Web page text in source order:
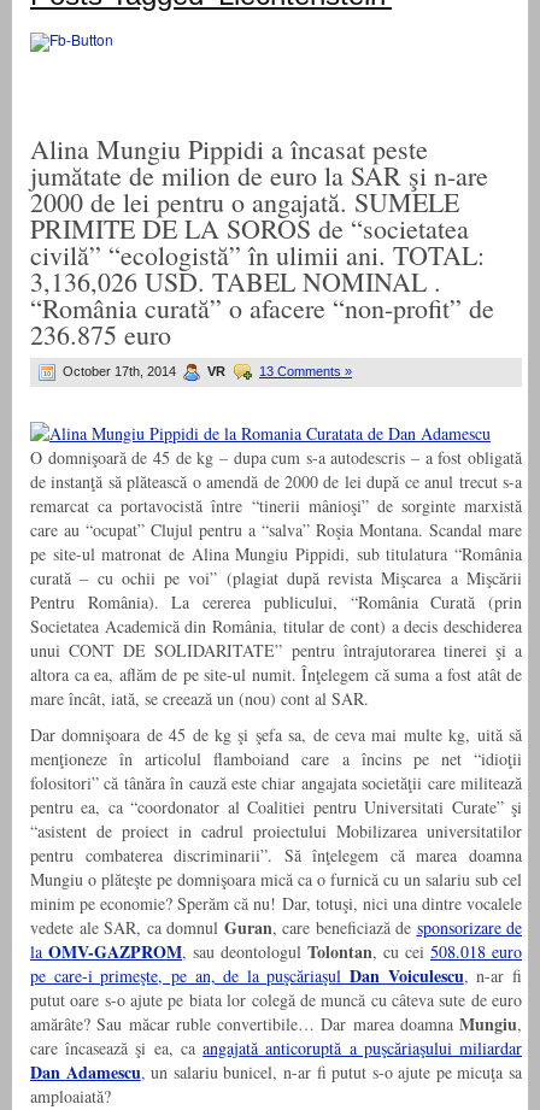
Alina Mungiu Pippidi a încasat peste
jumătate de milion de euro la SAR şi n-are
2000 de lei pentru o angajată. SUMELE
PRIMITE DE LA SOROS de “societatea
civilă” “ecologistă” în ulimii ani. TOTAL:
3,136,026 USD. TABEL NOMINAL .
“România curată” o afacere “non-profit” de
236.875 euro
October 17th, 2014 VR 13 Comments »
O domnişoară de 45 de kg – dupa cum s-a autodescris – a fost obligată
de instanţă să plătească o amendă de 2000 de lei după ce anul trecut s-a
remarcat ca portavocistă între “tinerii mânioşi” de sorginte marxistă
care au “ocupat” Clujul pentru a “salva” Roşia Montana. Scandal mare
pe site-ul matronat de Alina Mungiu Pippidi, sub titulatura “România
curată – cu ochii pe voi” (plagiat după revista Mişcarea a Mişcării
Pentru România). La cererea publicului, “România Curată (prin
Societatea Academică din România, titular de cont) a decis deschiderea
unui CONT DE SOLIDARITATE” pentru întrajutorarea tinerei şi a
altora ca ea, aflăm de pe site-ul numit. Înţelegem că suma a fost atât de
mare încât, iată, se creează un (nou) cont al SAR.
Dar domnişoara de 45 de kg şi şefa sa, de ceva mai multe kg, uită să
menţioneze în articolul flamboiand care a încins pe net “idioţii
folositori” că tânăra în cauză este chiar angajata societăţii care militează
pentru ea, ca “coordonator al Coalitiei pentru Universitati Curate” şi
“asistent de proiect in cadrul proiectului Mobilizarea universitatilor
pentru combaterea discriminarii”. Să înţelegem că marea doamna
Mungiu o plăteşte pe domnişoara mică ca o furnică cu un salariu sub cel
minim pe economie? Sperăm că nu! Dar, totuşi, nici una dintre vocalele
vedete ale SAR, ca domnul Guran, care beneficiază de sponsorizare de
la OMV-GAZPROM, sau deontologul Tolontan, cu cei 508.018 euro
pe care-i primeşte, pe an, de la puşcăriaşulDan Voiculescu, n-ar fi
putut oare s-o ajute pe biata lor colegă de muncă cu câteva sute de euro
amărâte? Sau măcar ruble convertibile… Dar marea doamna Mungiu,
care încasează şi ea, caangajată anticoruptă a puşcăriaşului miliardar
Dan Adamescu, un salariu bunicel, n-ar fi putut s-o ajute pe micuţa sa
amploaiată?